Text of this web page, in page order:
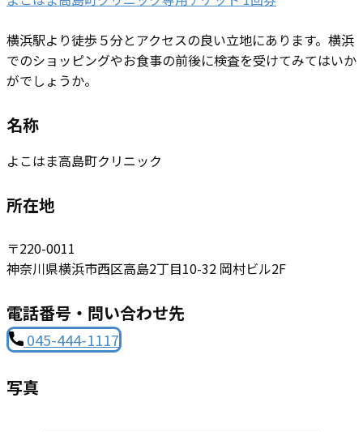
横浜駅より徒歩５分とアクセスの良い立地にあります。横浜
でのショッピングやお食事の前後に検査を受けてみてはいか
がでしょうか。
名称
よこはま高島町クリニック
所在地
〒220-0011
神奈川県横浜市西区高島2丁目10-32 岡村ビル2F
電話番号・問い合わせ先
045-444-1117
写真